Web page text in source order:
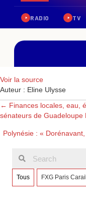
Voir la source
Auteur : Eline Ulysse
Posts
navigation
← Finances locales, eau,
sénateurs de Guadeloupe
Polynésie : «
Tous FXG Paris